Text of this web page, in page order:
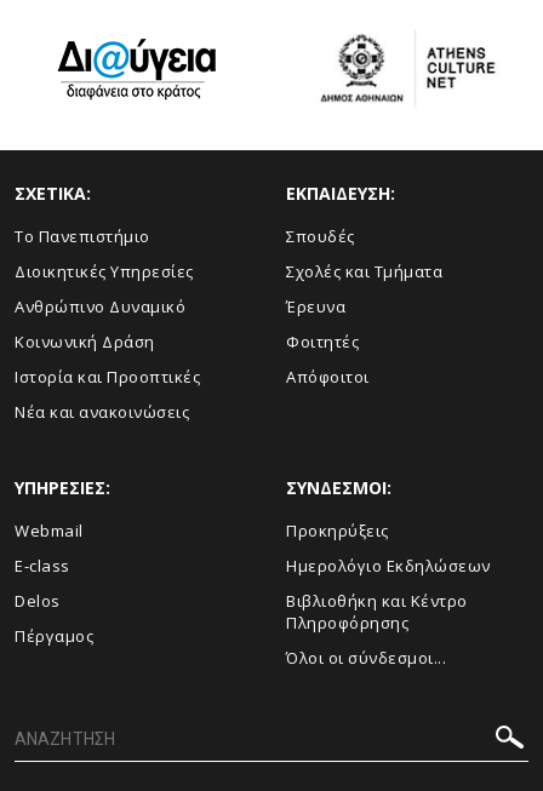
ΣΧΕΤΙΚΑ:
Το Πανεπιστήμιο
Διοικητικές Υπηρεσίες
Ανθρώπινο Δυναμικό
Κοινωνική Δράση
Ιστορία και Προοπτικές
Νέα και ανακοινώσεις
ΕΚΠΑΙΔΕΥΣΗ:
Σπουδές
Σχολές και Τμήματα
Έρευνα
Φοιτητές
Απόφοιτοι
ΥΠΗΡΕΣΙΕΣ:
Webmail
E-class
Delos
Πέργαμος
ΣΥΝΔΕΣΜΟΙ:
Προκηρύξεις
Ημερολόγιο Εκδηλώσεων
Βιβλιοθήκη και Κέντρο
Πληροφόρησης
Όλοι οι σύνδεσμοι...